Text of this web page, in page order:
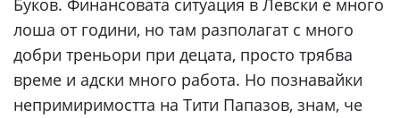
Буков. Финансовата ситуация в Левски е много
лоша от години, но там разполагат с много
добри треньори при децата, просто трябва
време и адски много работа. Но познавайки
непримиримостта на Тити Папазов, знам, че